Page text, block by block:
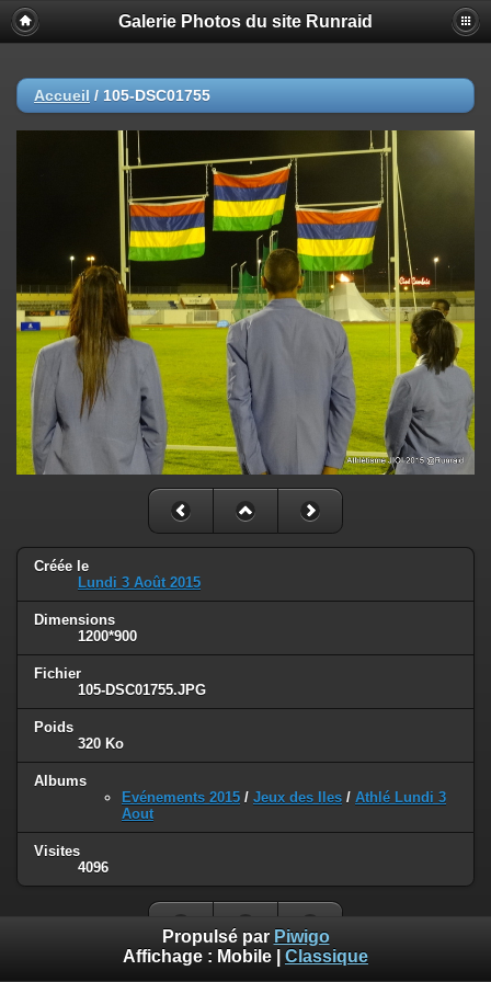
Galerie Photos du site Runraid
Accueil / 105-DSC01755
Créée le
Lundi 3 Août 2015
Dimensions
1200*900
Fichier
105-DSC01755.JPG
Poids
320 Ko
Albums
Evénements 2015 / Jeux des Iles / Athlé Lundi 3
Aout
Visites
4096
Propulsé par Piwigo
Affichage : Mobile Classique